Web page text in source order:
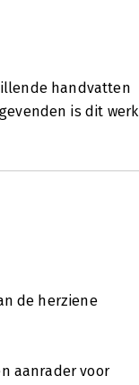
handvatten
is dit werk
de herziene
aanrader voor